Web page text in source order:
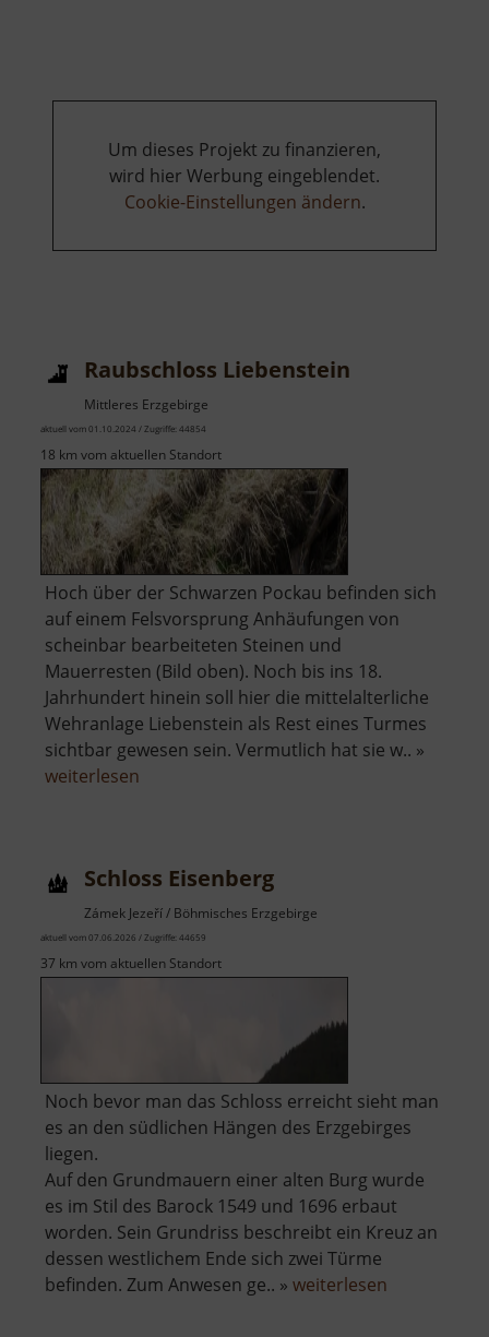
Um dieses Projekt zu finanzieren,
wird hier Werbung eingeblendet.
Cookie-Einstellungen ändern.
Raubschloss Liebenstein
Mittleres Erzgebirge
aktuell vom 01.10.2024 / Zugriffe: 44854
18 km vom aktuellen Standort
Hoch über der Schwarzen Pockau befinden sich
auf einem Felsvorsprung Anhäufungen von
scheinbar bearbeiteten Steinen und
Mauerresten (Bild oben). Noch bis ins 18.
Jahrhundert hinein soll hier die mittelalterliche
Wehranlage Liebenstein als Rest eines Turmes
sichtbar gewesen sein. Vermutlich hat sie w.. »
weiterlesen
Schloss Eisenberg
Zámek Jezeří / Böhmisches Erzgebirge
aktuell vom 07.06.2026 / Zugriffe: 44659
37 km vom aktuellen Standort
Noch bevor man das Schloss erreicht sieht man
es an den südlichen Hängen des Erzgebirges
liegen.
Auf den Grundmauern einer alten Burg wurde
es im Stil des Barock 1549 und 1696 erbaut
worden. Sein Grundriss beschreibt ein Kreuz an
dessen westlichem Ende sich zwei Türme
befinden. Zum Anwesen ge.. » weiterlesen